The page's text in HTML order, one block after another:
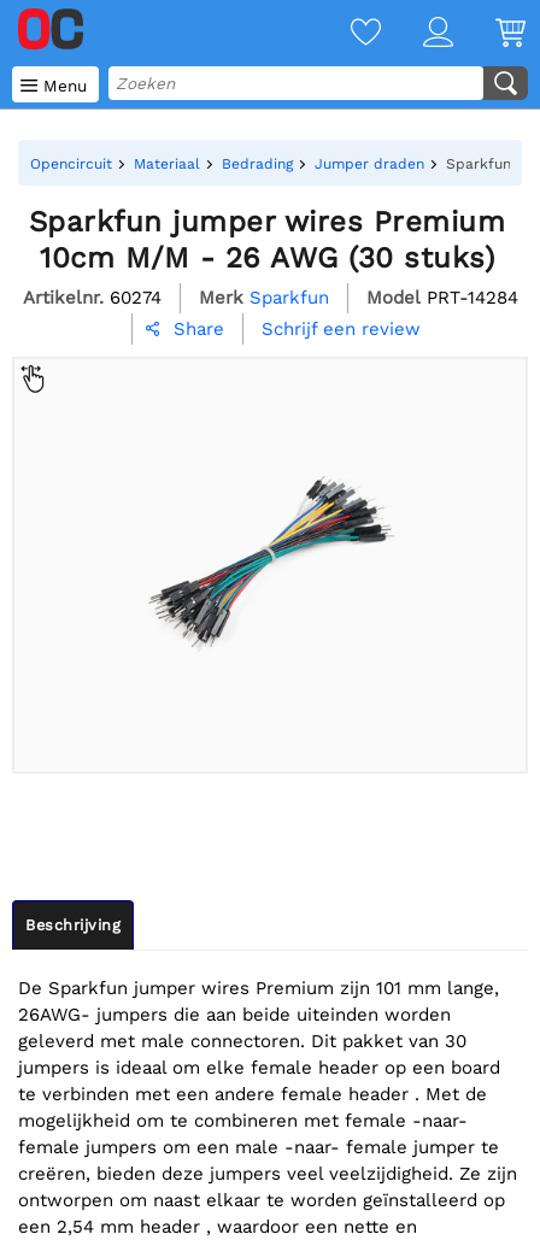
 Menu
Opencircuit Materiaal Bedrading Jumper draden Sparkfun
Sparkfun jumper wires Premium
10cm M/M - 26 AWG (30 stuks)
Artikelnr. 60274 Merk Sparkfun Model PRT-14284
 Share Schrijf een review
Beschrijving
De Sparkfun jumper wires Premium zijn 101 mm lange,
26AWG- jumpers die aan beide uiteinden worden
geleverd met male connectoren. Dit pakket van 30
jumpers is ideaal om elke female header op een board
te verbinden met een andere female header . Met de
mogelijkheid om te combineren met female -naar-
female jumpers om een male -naar- female jumper te
creëren, bieden deze jumpers veel veelzijdigheid. Ze zijn
ontworpen om naast elkaar te worden geïnstalleerd op
een 2,54 mm header , waardoor een nette en